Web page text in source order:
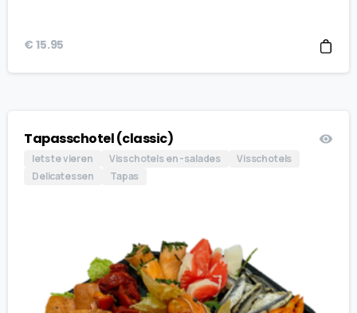
€ 15.95
Tapasschotel (classic)
Iets te vieren Visschotels en -salades
Visschotels
Delicatessen
Tapas